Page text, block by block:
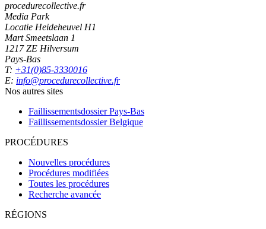
procedurecollective.fr
Media Park
Locatie Heideheuvel H1
Mart Smeetslaan 1
1217 ZE Hilversum
Pays-Bas
T: +31(0)85-3330016
E: info@procedurecollective.fr
Nos autres sites
Faillissementsdossier Pays-Bas
Faillissementsdossier Belgique
PROCÉDURES
Nouvelles procédures
Procédures modifiées
Toutes les procédures
Recherche avancée
RÉGIONS